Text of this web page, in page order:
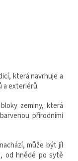
která navrhuje a
a exteriérů.
zeminy, která
přírodními
může být jíl
od hnědé po sytě